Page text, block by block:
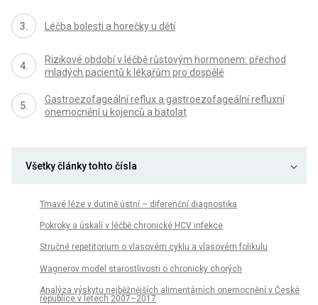
Léčba bolesti a horečky u dětí
Rizikové období v léčbě růstovým hormonem: přechod
mladých pacientů k lékařům pro dospělé
Gastroezofageální reflux a gastroezofageální refluxní
onemocnění u kojenců a batolat
Všetky články tohto čísla
Tmavé léze v dutině ústní – diferenční diagnostika
Pokroky a úskalí v léčbě chronické HCV infekce
Stručné repetitorium o vlasovém cyklu a vlasovém folikulu
Wagnerov model starostlivosti o chronicky chorých
Analýza výskytu nejběžnějších alimentárních onemocnění v České
republice v letech 2007–2017